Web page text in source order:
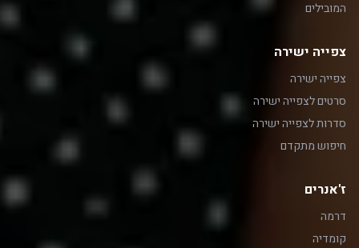
המובילים
צפייה ישירה
צפייה ישירה
סרטים לצפייה ישירה
סדרות לצפייה ישירה
חיפוש מתקדם
ז'אנרים
דרמה
קומדיה